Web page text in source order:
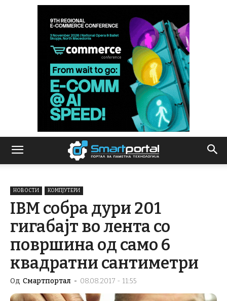
НОВОСТИ КОМПЈУТЕРИ
IBM собра дури 201
гигабајт во лента со
површина од само 6
квадратни сантиметри
Од Смартпортал - 08.08.2017 - 11:55